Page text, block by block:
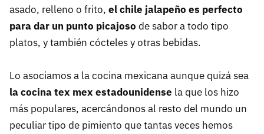
asado, relleno o frito, el chile jalapeño es perfecto
para dar un punto picajoso de sabor a todo tipo
platos, y también cócteles y otras bebidas.
Lo asociamos a la cocina mexicana aunque quizá sea
la cocina tex mex estadounidense la que los hizo
más populares, acercándonos al resto del mundo un
peculiar tipo de pimiento que tantas veces hemos